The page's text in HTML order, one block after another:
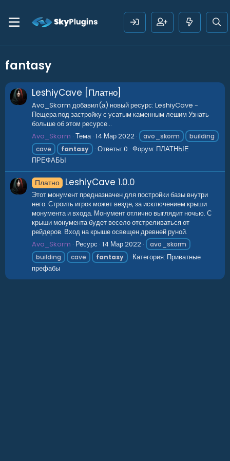
fantasy
LeshiyCave [Платно]
Avo_Skorm добавил(а) новый ресурс: LeshiyCave -
Пещера под застройку с усатым каменным лешим Узнать
больше об этом ресурсе...
Avo_Skorm Тема 14 Мар 2022 avo_skorm
building
cave
fantasy Ответы: 0 Форум: ПЛАТНЫЕ
ПРЕФАБЫ
Платно LeshiyCave 1.0.0
Этот монумент предназначен для постройки базы внутри
него. Строить игрок может везде, за исключением крыши
монумента и входа. Монумент отлично выглядит ночью. С
крыши монумента будет весело отстреливаться от
рейдеров. Вход на крыше освещен древней руной.
Avo_Skorm Ресурс 14 Мар 2022
avo_skorm
building
cave fantasy Категория: Приватные
префабы